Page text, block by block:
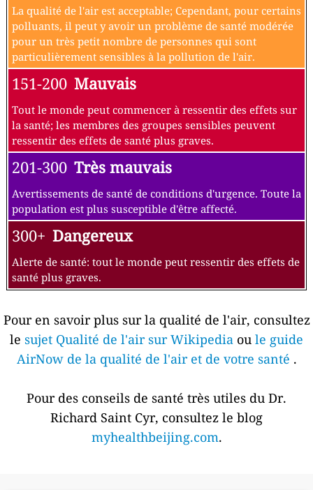
La qualité de l'air est acceptable; Cependant, pour certains
polluants, il peut y avoir un problème de santé modérée
pour un très petit nombre de personnes qui sont
particulièrement sensibles à la pollution de l'air.
151-200 Mauvais
Tout le monde peut commencer à ressentir des effets sur
la santé; les membres des groupes sensibles peuvent
ressentir des effets de santé plus graves.
201-300 Très mauvais
Avertissements de santé de conditions d'urgence. Toute la
population est plus susceptible d'être affecté.
300+ Dangereux
Alerte de santé: tout le monde peut ressentir des effets de
santé plus graves.
Pour en savoir plus sur la qualité de l'air, consultez
le sujet Qualité de l'air sur Wikipedia ou le guide
AirNow de la qualité de l'air et de votre santé .
Pour des conseils de santé très utiles du Dr.
Richard Saint Cyr, consultez le blog
myhealthbeijing.com.